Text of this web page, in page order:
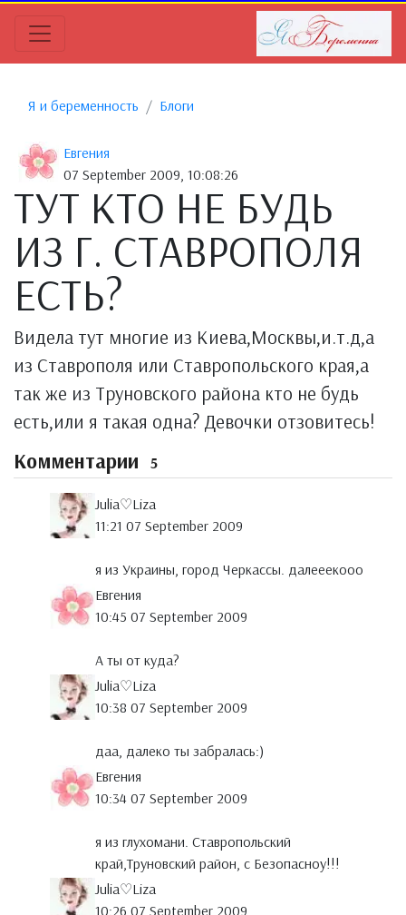
Я и беременность Блоги
Евгения
07 September 2009, 10:08:26
ТУТ КТО НЕ БУДЬ
ИЗ Г. СТАВРОПОЛЯ
ЕСТЬ?
Видела тут многие из Киева,Москвы,и.т.д,а
из Ставрополя или Ставропольского края,а
так же из Труновского района кто не будь
есть,или я такая одна? Девочки отзовитесь!
Комментарии 5
Julia♡Liza
11:21 07 September 2009
я из Украины, город Черкассы. далееекооо
Евгения
10:45 07 September 2009
А ты от куда?
Julia♡Liza
10:38 07 September 2009
даа, далеко ты забралась:)
Евгения
10:34 07 September 2009
я из глухомани. Ставропольский
край,Труновский район, с Безопасноу!!!
Julia♡Liza
10:26 07 September 2009